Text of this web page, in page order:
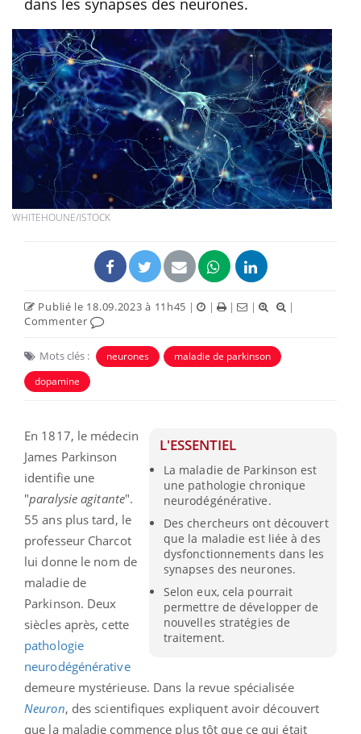
dans les synapses des neurones.
WHITEHOUNE/ISTOCK
Publié le 18.09.2023 à 11h45 | | | |
|
Commenter
Mots clés : neurones
maladie de parkinson
dopamine
L'ESSENTIEL
La maladie de Parkinson est
une pathologie chronique
neurodégénérative.
Des chercheurs ont découvert
que la maladie est liée à des
dysfonctionnements dans les
synapses des neurones.
Selon eux, cela pourrait
permettre de développer de
nouvelles stratégies de
traitement.
En 1817, le médecin
James Parkinson
identifie une
"paralysie agitante".
55 ans plus tard, le
professeur Charcot
lui donne le nom de
maladie de
Parkinson. Deux
siècles après, cette
pathologie
neurodégénérative
demeure mystérieuse. Dans la revue spécialisée
Neuron, des scientifiques expliquent avoir découvert
que la maladie commence plus tôt que ce qui était